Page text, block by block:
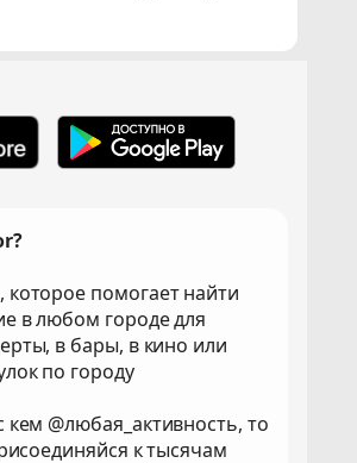
помогает найти
в любом городе для
в бары, в кино или
по городу
@любая_активность, то
к тысячам